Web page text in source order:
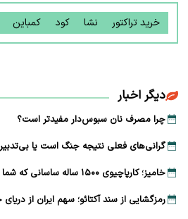
خرید تراکتور نشا کود کمباین
دیگر اخبار
چرا مصرف نان سبوس‌دار مفیدتر است؟
گرانی‌های فعلی نتیجه جنگ است یا
خامیز؛ کارپاچیوی ۱۵۰۰ ساله ساسانی که شما را غافلگیر می‌کند!
رمزگشایی از سند آکتائو؛ سهم ایران از